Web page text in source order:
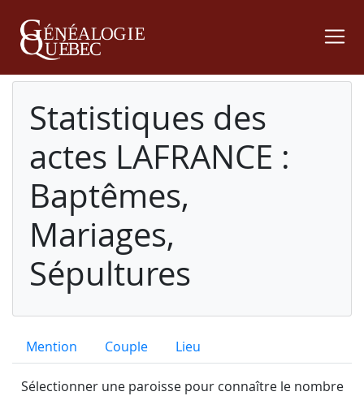
Statistiques des
actes LAFRANCE :
Baptêmes,
Mariages,
Sépultures
Mention Couple Lieu
Sélectionner une paroisse pour connaître le nombre